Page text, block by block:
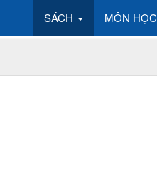
SÁCH MÔN HỌC